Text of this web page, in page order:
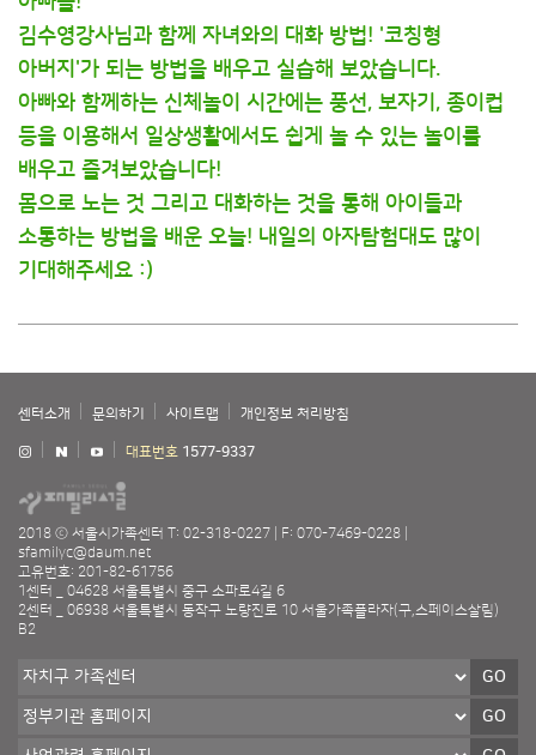
김수영강사님과 함께 자녀와의 대화 방법! '코칭형
아버지'가 되는 방법을 배우고 실습해 보았습니다.
아빠와 함께하는 신체놀이 시간에는 풍선, 보자기, 종이컵
등을 이용해서 일상생활에서도 쉽게 놀 수 있는 놀이를
배우고 즐겨보았습니다!
몸으로 노는 것 그리고 대화하는 것을 통해 아이들과
소통하는 방법을 배운 오늘! 내일의 아자탐험대도 많이
기대해주세요 :)
센터소개 문의하기 사이트맵 개인정보 처리방침
대표번호 1577-9337
2018 ⓒ 서울시가족센터 T: 02-318-0227
F: 070-7469-0228
sfamilyc@daum.net
고유번호: 201-82-61756
1센터 _ 04628 서울특별시 중구 소파로4길 6
2센터 _ 06938 서울특별시 동작구 노량진로 10 서울가족플라자(구,스페이스살림)
B2
GO
GO